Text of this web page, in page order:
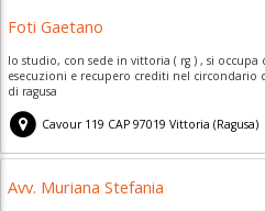
Foti Gaetano
lo studio, con sede in vittoria ( rg ) , si occupa
esecuzioni e recupero crediti nel circondario
di ragusa
Cavour 119 CAP 97019 Vittoria (Ragusa)
Avv. Muriana Stefania